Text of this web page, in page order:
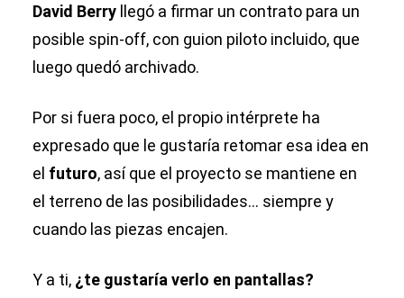
David Berry llegó a firmar un contrato para un
posible spin-off, con guion piloto incluido, que
luego quedó archivado.
Por si fuera poco, el propio intérprete ha
expresado que le gustaría retomar esa idea en
el futuro, así que el proyecto se mantiene en
el terreno de las posibilidades... siempre y
cuando las piezas encajen.
Y a ti, ¿te gustaría verlo en pantallas?